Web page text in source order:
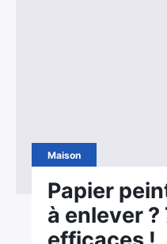
Maison
Papier
à enlever